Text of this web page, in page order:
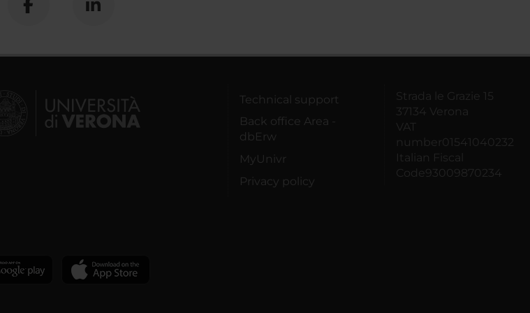
Technical support
Back office Area -
dbErw
MyUnivr
Privacy policy
Strada le Grazie 15
37134 Verona
VAT
number01541040232
Italian Fiscal
Code93009870234